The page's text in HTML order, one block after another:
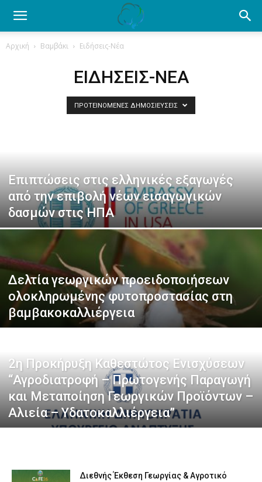
Ενημέρωση
Όλα
τα
τελευταία
Αρχική Βαμβάκι Ειδήσεις-Νέα
ΕΙΔΉΣΕΙΣ-ΝΈΑ
ΠΡΟΤΕΙΝΌΜΕΝΕΣ ΔΗΜΟΣΙΕΎΣΕΙΣ
Επιπτώσεις στις ελληνικές εξαγωγές
από την επιβολή νέων εισαγωγικών
δασμών στις ΗΠΑ
Δελτία γεωργικών προειδοποιήσεων
ολοκληρωμένης φυτοπροστασίας στη
βαμβακοκαλλιέργεια
2η Προκήρυξη Καθεστώτος Ενισχύσεων
“Αγροδιατροφή – Πρωτογενής Παραγωγή
και Μεταποίηση Γεωργικών Προϊόντων –
Αλιεία – Υδατοκαλλιέργεια”
Διεθνής Έκθεση Γεωργίας & Αγροτικό